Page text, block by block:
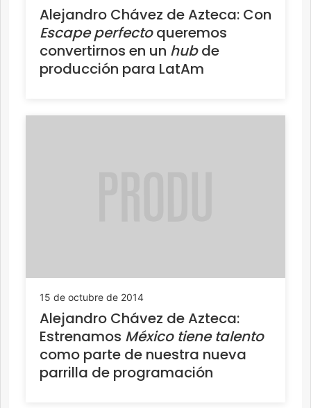
Alejandro Chávez de Azteca: Con
Escape perfectoqueremos
convertirnos en un hubde
producción para LatAm
15 de octubre de 2014
Alejandro Chávez de Azteca:
Estrenamos México tiene talento
como parte de nuestra nueva
parrilla de programación